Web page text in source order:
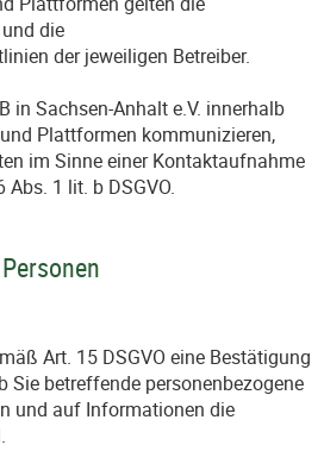
die
der jeweiligen Betreiber.
in Sachsen-Anhalt e.V. innerhalb
Plattformen kommunizieren,
im Sinne einer Kontaktaufnahme
1 lit. b DSGVO.
Art. 15 DSGVO eine Bestätigung
Sie betreffende personenbezogene
und auf Informationen die